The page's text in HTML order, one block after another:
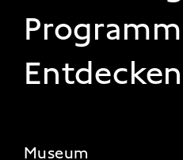
Programm
Entdecken
Museum